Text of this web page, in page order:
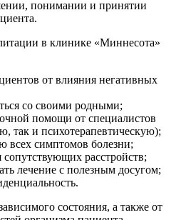
понимании и принятии
в клинике «Миннесота»
от влияния негативных
со своими родными;
помощи от специалистов
так и психотерапевтическую);
всех симптомов болезни;
расстройств;
лечение с полезным досугом;
состояния, а также от